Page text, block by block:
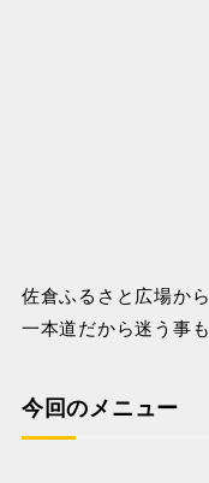
佐倉ふるさと広場か
一本道だから迷う事
今回のメニュー